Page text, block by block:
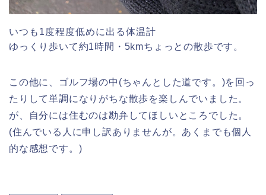
いつも1度程度低めに出る体温計
ゆっくり歩いて約1時間・5kmちょっとの散歩です。
この他に、ゴルフ場の中(ちゃんとした道です。)を回っ
たりして単調になりがちな散歩を楽しんでいました。
が、自分には住むのは勘弁してほしいところでした。
(住んでいる人に申し訳ありませんが。あくまでも個人
的な感想です。)